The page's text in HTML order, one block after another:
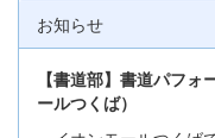
お知らせ
【書道部】書道パフ
ールつくば）